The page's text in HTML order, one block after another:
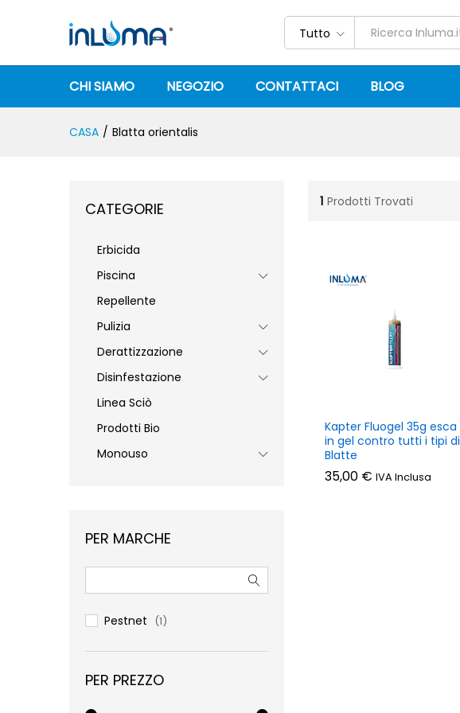
Tutto
CHI SIAMO NEGOZIO CONTATTACI BLOG
CASA / Blatta orientalis
1 Prodotti Trovati
Kapter Fluogel 35g esca
in gel contro tutti i tipi di
Blatte
35,00 € IVA Inclusa
35,00 €
CATEGORIE
Erbicida
Piscina
Repellente
Pulizia
Derattizzazione
Disinfestazione
Linea Sciò
Prodotti Bio
Monouso
PER MARCHE
Pestnet (1)
PER PREZZO